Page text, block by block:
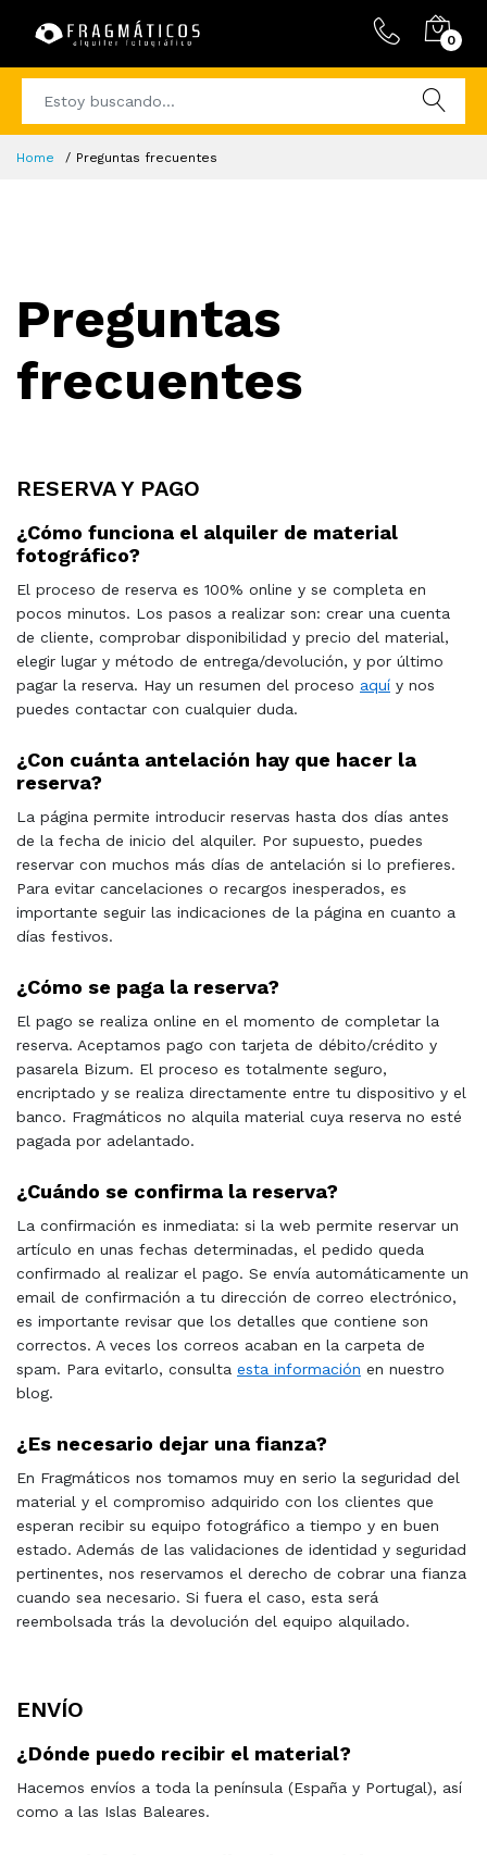
0
Home Preguntas frecuentes
Preguntas
frecuentes
RESERVA Y PAGO
¿Cómo funciona el alquiler de material
fotográfico?
El proceso de reserva es 100% online y se completa en
pocos minutos. Los pasos a realizar son: crear una cuenta
de cliente, comprobar disponibilidad y precio del material,
elegir lugar y método de entrega/devolución, y por último
pagar la reserva. Hay un resumen del proceso aquí y nos
puedes contactar con cualquier duda.
¿Con cuánta antelación hay que hacer la
reserva?
La página permite introducir reservas hasta dos días antes
de la fecha de inicio del alquiler. Por supuesto, puedes
reservar con muchos más días de antelación si lo prefieres.
Para evitar cancelaciones o recargos inesperados, es
importante seguir las indicaciones de la página en cuanto a
días festivos.
¿Cómo se paga la reserva?
El pago se realiza online en el momento de completar la
reserva. Aceptamos pago con tarjeta de débito/crédito y
pasarela Bizum. El proceso es totalmente seguro,
encriptado y se realiza directamente entre tu dispositivo y el
banco. Fragmáticos no alquila material cuya reserva no esté
pagada por adelantado.
¿Cuándo se confirma la reserva?
La confirmación es inmediata: si la web permite reservar un
artículo en unas fechas determinadas, el pedido queda
confirmado al realizar el pago. Se envía automáticamente un
email de confirmación a tu dirección de correo electrónico,
es importante revisar que los detalles que contiene son
correctos. A veces los correos acaban en la carpeta de
spam. Para evitarlo, consulta esta información en nuestro
blog.
¿Es necesario dejar una fianza?
En Fragmáticos nos tomamos muy en serio la seguridad del
material y el compromiso adquirido con los clientes que
esperan recibir su equipo fotográfico a tiempo y en buen
estado. Además de las validaciones de identidad y seguridad
pertinentes, nos reservamos el derecho de cobrar una fianza
cuando sea necesario. Si fuera el caso, esta será
reembolsada trás la devolución del equipo alquilado.
ENVÍO
¿Dónde puedo recibir el material?
Hacemos envíos a toda la península (España y Portugal), así
como a las Islas Baleares.